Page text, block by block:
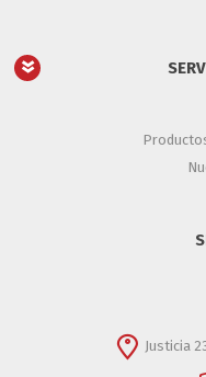
Justicia